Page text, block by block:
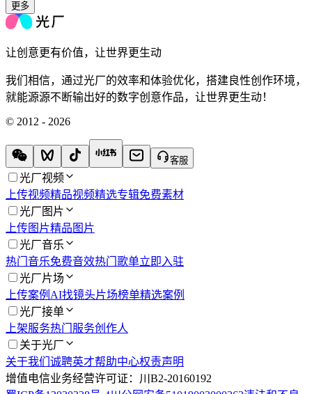
更多
让创意更有价值，让世界更生动
我们相信，通过光厂的效率和体验优化，搭建良性创作环境，
就能源源不断输出好的数字创意作品，让世界更生动！
© 2012 - 2026
客服
光厂视频
上传视频精品视频精选专辑免费素材
光厂图片
上传图片精品图片
光厂音乐
热门音乐免费音效热门歌单立即入驻
光厂片场
上传案例 AI找镜头片场榜单精选案例
光厂接单
上架服务热门服务创作人
关于光厂
关于我们 诚聘英才帮助中心权责声明
增值电信业务经营许可证：川B2-20160192